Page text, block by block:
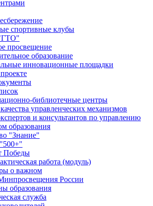
спортивные клубы
просвещение
образование
инновационные площадки
библиотечные центры
управленческих механизмов
и консультантов по управлению
образования
"Знание"
Победы
работа (модуль)
о важном
России
образования
служба